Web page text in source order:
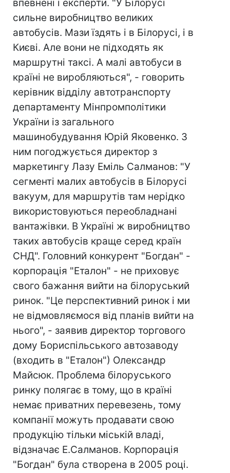
впевнені і експерти. "У Білорусі
сильне виробництво великих
автобусів. Мази їздять і в Білорусі, і в
Києві. Але вони не підходять як
маршрутні таксі. А малі автобуси в
країні не виробляються", - говорить
керівник відділу автотранспорту
департаменту Мінпромполітики
України із загального
машинобудування Юрій Яковенко. З
ним погоджується директор з
маркетингу Лазу Еміль Салманов: "У
сегменті малих автобусів в Білорусі
вакуум, для маршрутів там нерідко
використовуються переобладнані
вантажівки. В Україні ж виробництво
таких автобусів краще серед країн
СНД". Головний конкурент "Богдан" -
корпорація "Еталон" - не приховує
свого бажання вийти на білоруський
ринок. "Це перспективний ринок і ми
не відмовляємося від планів вийти на
нього", - заявив директор торгового
дому Бориспільського автозаводу
(входить в "Еталон") Олександр
Майсюк. Проблема білоруського
ринку полягає в тому, що в країні
немає приватних перевезень, тому
компанії можуть продавати свою
продукцію тільки міській владі,
відзначає Е.Салманов. Корпорація
"Богдан" була створена в 2005 році.